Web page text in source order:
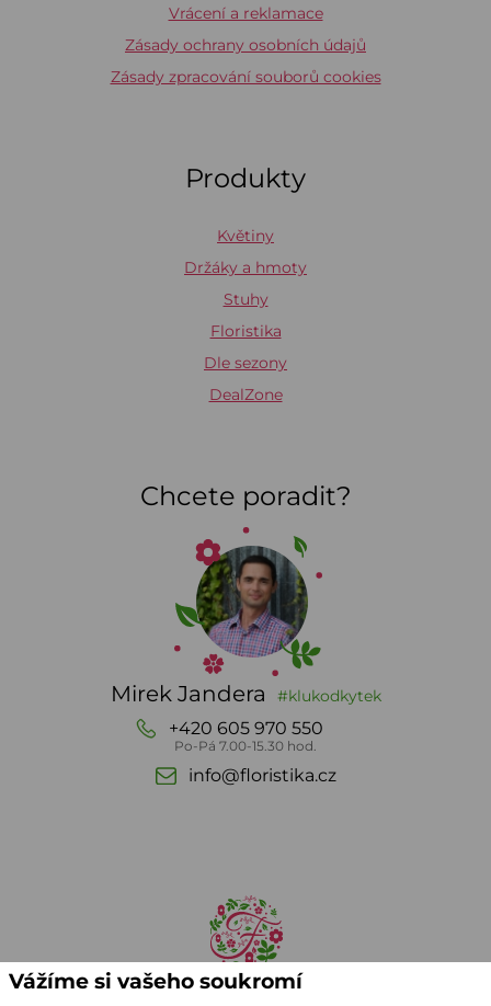
Vrácení a reklamace
Zásady ochrany osobních údajů
Zásady zpracování souborů cookies
Produkty
Květiny
Držáky a hmoty
Stuhy
Floristika
Dle sezony
DealZone
Chcete poradit?
Mirek Jandera #klukodkytek
+420 605 970 550
Po-Pá 7.00-15.30 hod.
info@floristika.cz
Vážíme si vašeho soukromí